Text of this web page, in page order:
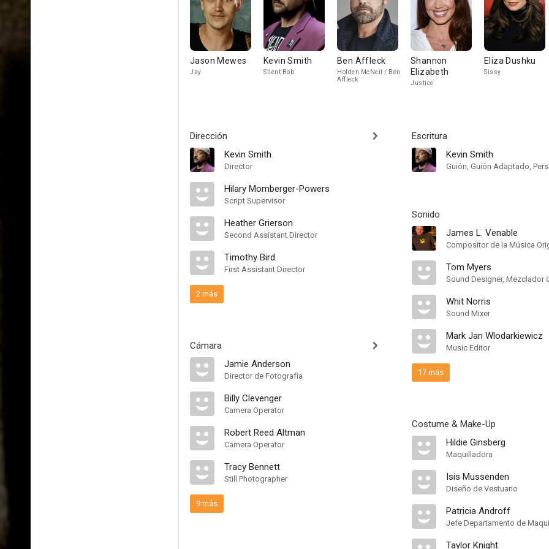
Jason Mewes
Jay
Kevin Smith
Silent Bob
Ben Affleck
Holden McNeil / Ben
Affleck
Shannon
Elizabeth
Justice
Eliza Dushku
Sissy
Dirección
Kevin Smith
Director
Hilary Momberger-Powers
Script Supervisor
Heather Grierson
Second Assistant Director
Timothy Bird
First Assistant Director
2 más
Cámara
Jamie Anderson
Director de Fotografía
Billy Clevenger
Camera Operator
Robert Reed Altman
Camera Operator
Tracy Bennett
Still Photographer
9 más
Escritura
Kevin Smith
Guión, Guión Adaptado,
Sonido
James L. Venable
Compositor de la Música
Tom Myers
Whit Norris
Sound Mixer
Mark Jan Wlodarkiewicz
Music Editor
17 más
Costume & Make-Up
Hildie Ginsberg
Maquilladora
Isis Mussenden
Diseño de Vestuario
Patricia Androff
Jefe Departamento de
Taylor Knight